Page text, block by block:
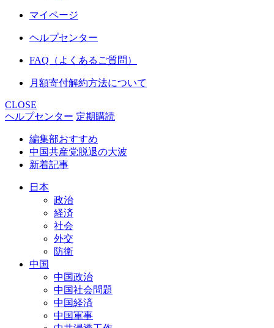
マイページ
ヘルプセンター
FAQ（よくあるご質問）
月額寄付解約方法について
CLOSE
ヘルプセンター 定期購読
編集部おすすめ
中国共産党脱退の大波
新着記事
日本
政治
経済
社会
外交
防衛
中国
中国政治
中国社会問題
中国経済
中国軍事